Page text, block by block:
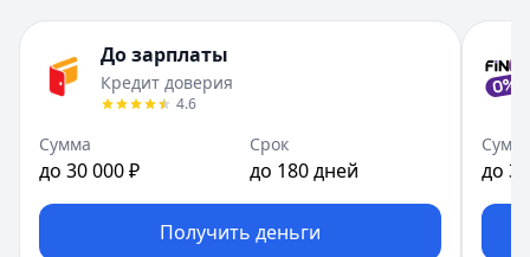
До зарплаты
Кредит доверия
4.6
Сумма
до 30 000 ₽
Срок
до 180 дней
Получить деньги
до